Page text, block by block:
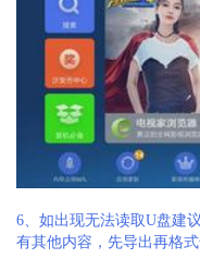
6、如出现无法读取U盘建
有其他内容，先导出再格